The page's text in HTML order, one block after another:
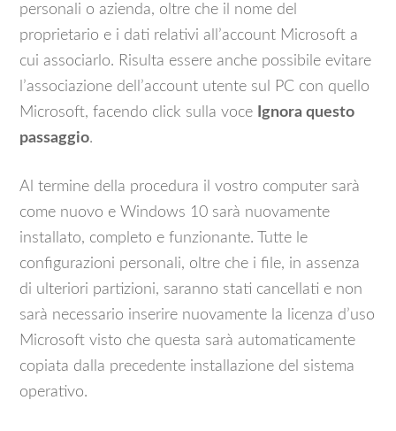
personali o azienda, oltre che il nome del
proprietario e i dati relativi all’account Microsoft a
cui associarlo. Risulta essere anche possibile evitare
l’associazione dell’account utente sul PC con quello
Microsoft, facendo click sulla voce
Ignora questo
passaggio.
Al termine della procedura il vostro computer sarà
come nuovo e Windows 10 sarà nuovamente
installato, completo e funzionante. Tutte le
configurazioni personali, oltre che i file, in assenza
di ulteriori partizioni, saranno stati cancellati e non
sarà necessario inserire nuovamente la licenza d’uso
Microsoft visto che questa sarà automaticamente
copiata dalla precedente installazione del sistema
operativo.